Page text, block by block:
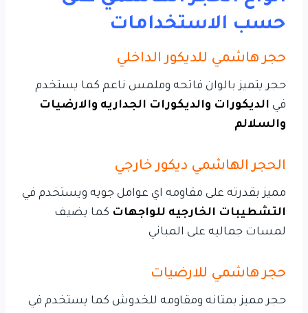
حسب الاستخدامات
حجر هاشمي للديكور الداخلي
حجر يتميز بالوان فاتحه وملمس ناعم كما يستخدم
في الديكورات والديكورات الجداريه والارضيات
والسلالم
الحجر الهاشمي ديكور خارجي
مميز بقدرته على مقاومه اي عوامل جويه ويستخدم في
التشطيبات الخارجيه للواجهات كما يضيف
لمسات جماليه على المباني
حجر هاشمي للارضيات
حجر مميز بمتانه ومقاومه للخدوش كما يستخدم في